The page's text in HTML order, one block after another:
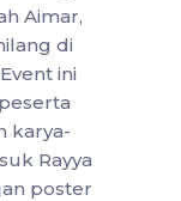
Aimar,
di
ini
karya-
Rayya
poster